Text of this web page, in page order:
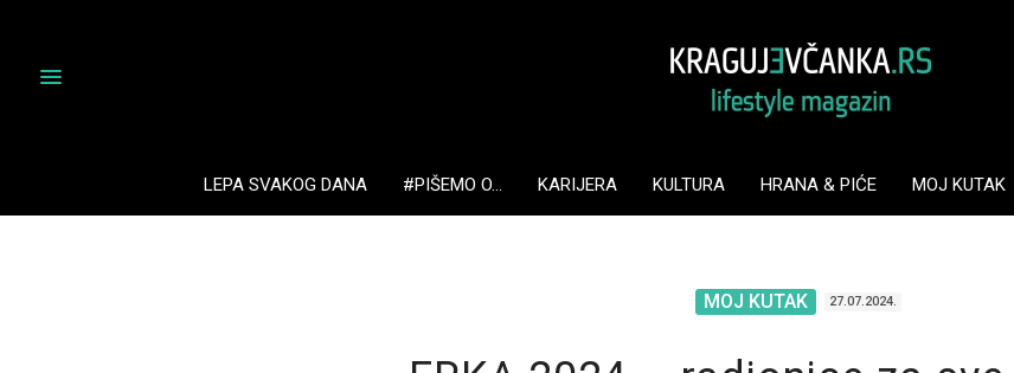
LEPA SVAKOG DANA #PIŠEMO O… KARIJERA KULTURA HRANA & PIĆE MOJ KUTAK
MOJ KUTAK 27.07.2024.